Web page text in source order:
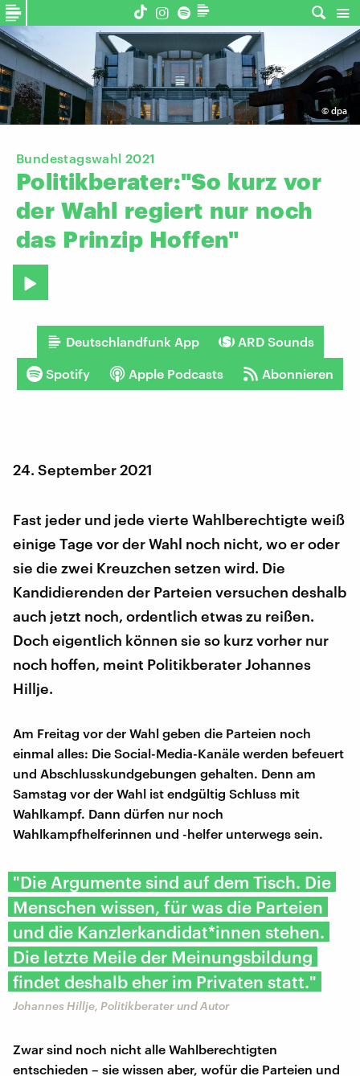
© dpa
Bundestagswahl 2021
Politikberater:"So kurz vor
der Wahl regiert nur noch
das Prinzip Hoffen"
Deutschlandfunk App ARD Sounds
Spotify Apple Podcasts Abonnieren
24. September 2021
Fast jeder und jede vierte Wahlberechtigte weiß
einige Tage vor der Wahl noch nicht, wo er oder
sie die zwei Kreuzchen setzen wird. Die
Kandidierenden der Parteien versuchen deshalb
auch jetzt noch, ordentlich etwas zu reißen.
Doch eigentlich können sie so kurz vorher nur
noch hoffen, meint Politikberater Johannes
Hillje.
Am Freitag vor der Wahl geben die Parteien noch
einmal alles: Die Social-Media-Kanäle werden befeuert
und Abschlusskundgebungen gehalten. Denn am
Samstag vor der Wahl ist endgültig Schluss mit
Wahlkampf. Dann dürfen nur noch
Wahlkampfhelferinnen und -helfer unterwegs sein.
"Die Argumente sind auf dem Tisch. Die
Menschen wissen, für was die Parteien
und die Kanzlerkandidat*innen stehen.
Die letzte Meile der Meinungsbildung
findet deshalb eher im Privaten statt."
Johannes Hillje, Politikberater und Autor
Zwar sind noch nicht alle Wahlberechtigten
entschieden – sie wissen aber, wofür die Parteien und